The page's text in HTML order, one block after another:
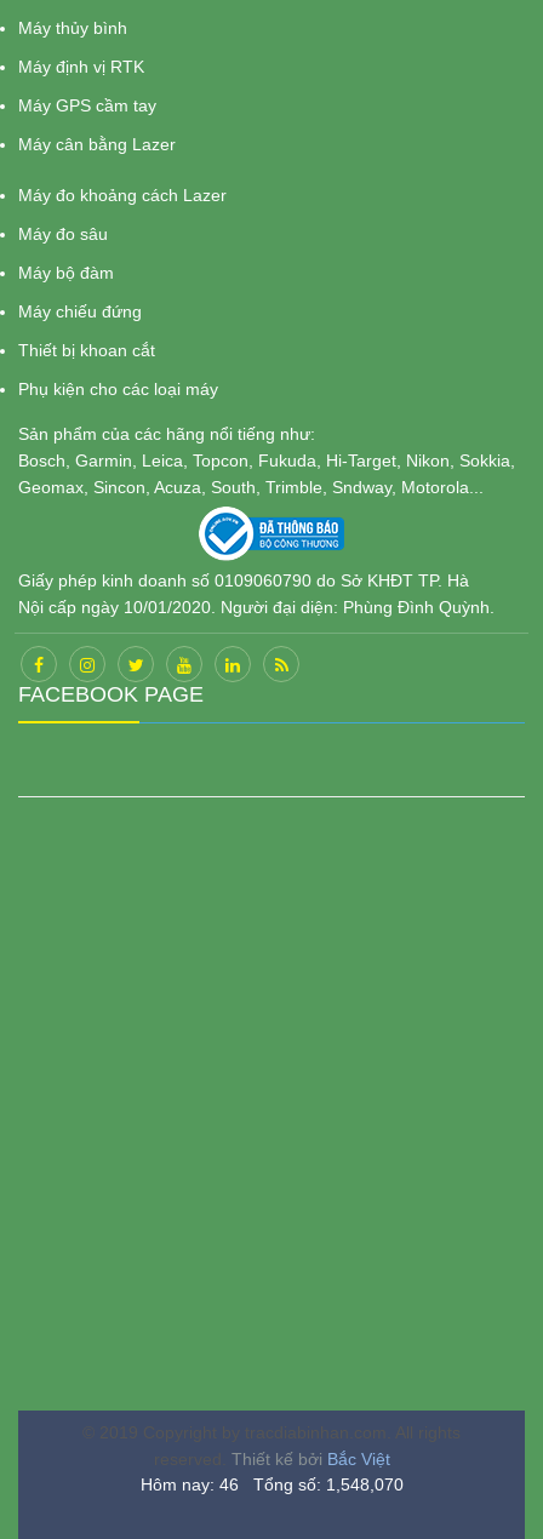
Máy thủy bình
Máy định vị RTK
Máy GPS cầm tay
Máy cân bằng Lazer
Máy đo khoảng cách Lazer
Máy đo sâu
Máy bộ đàm
Máy chiếu đứng
Thiết bị khoan cắt
Phụ kiện cho các loại máy
Sản phẩm của các hãng nổi tiếng như:
Bosch, Garmin, Leica, Topcon, Fukuda, Hi-Target, Nikon, Sokkia,
Geomax, Sincon, Acuza, South, Trimble, Sndway, Motorola...
Giấy phép kinh doanh số 0109060790 do Sở KHĐT TP. Hà
Nội cấp ngày 10/01/2020. Người đại diện: Phùng Đình Quỳnh.
FACEBOOK PAGE
© 2019 Copyright by tracdiabinhan.com. All rights
Thiết kế bởi Bắc Việt
Hôm nay: 46 Tổng số: 1,548,070